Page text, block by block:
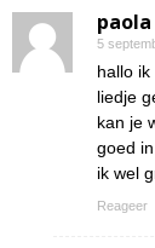
paola
5
hallo ik
liedje
kan je
goed
ik wel
Reageer